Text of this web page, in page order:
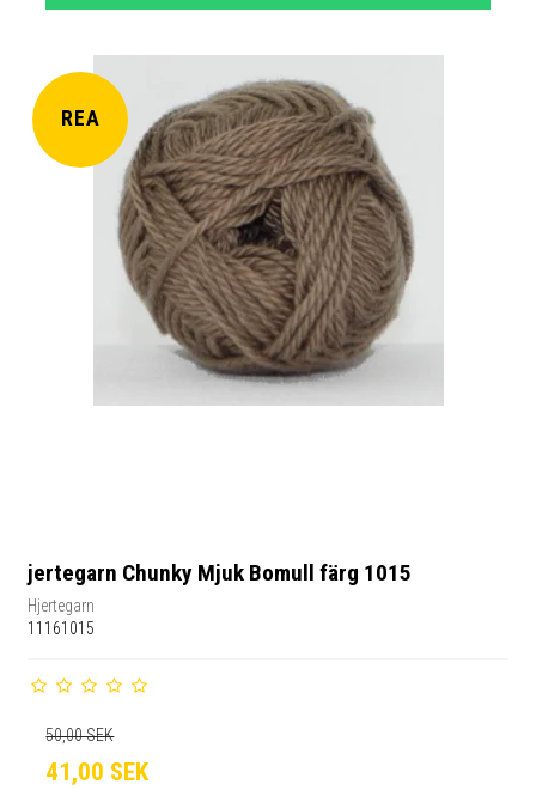
REA
jertegarn Chunky Mjuk Bomull färg 1015
Hjertegarn
11161015
50,00 SEK
41,00 SEK